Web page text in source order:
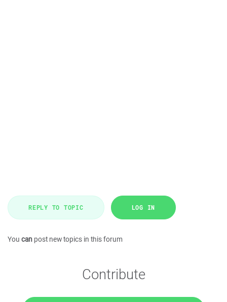
REPLY TO TOPIC LOG IN
You can post new topics in this forum
Contribute